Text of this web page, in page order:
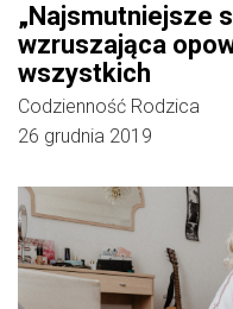
„Najsmutniejsze
wzruszająca
wszystkich
Codzienność Rodzica
26 grudnia 2019